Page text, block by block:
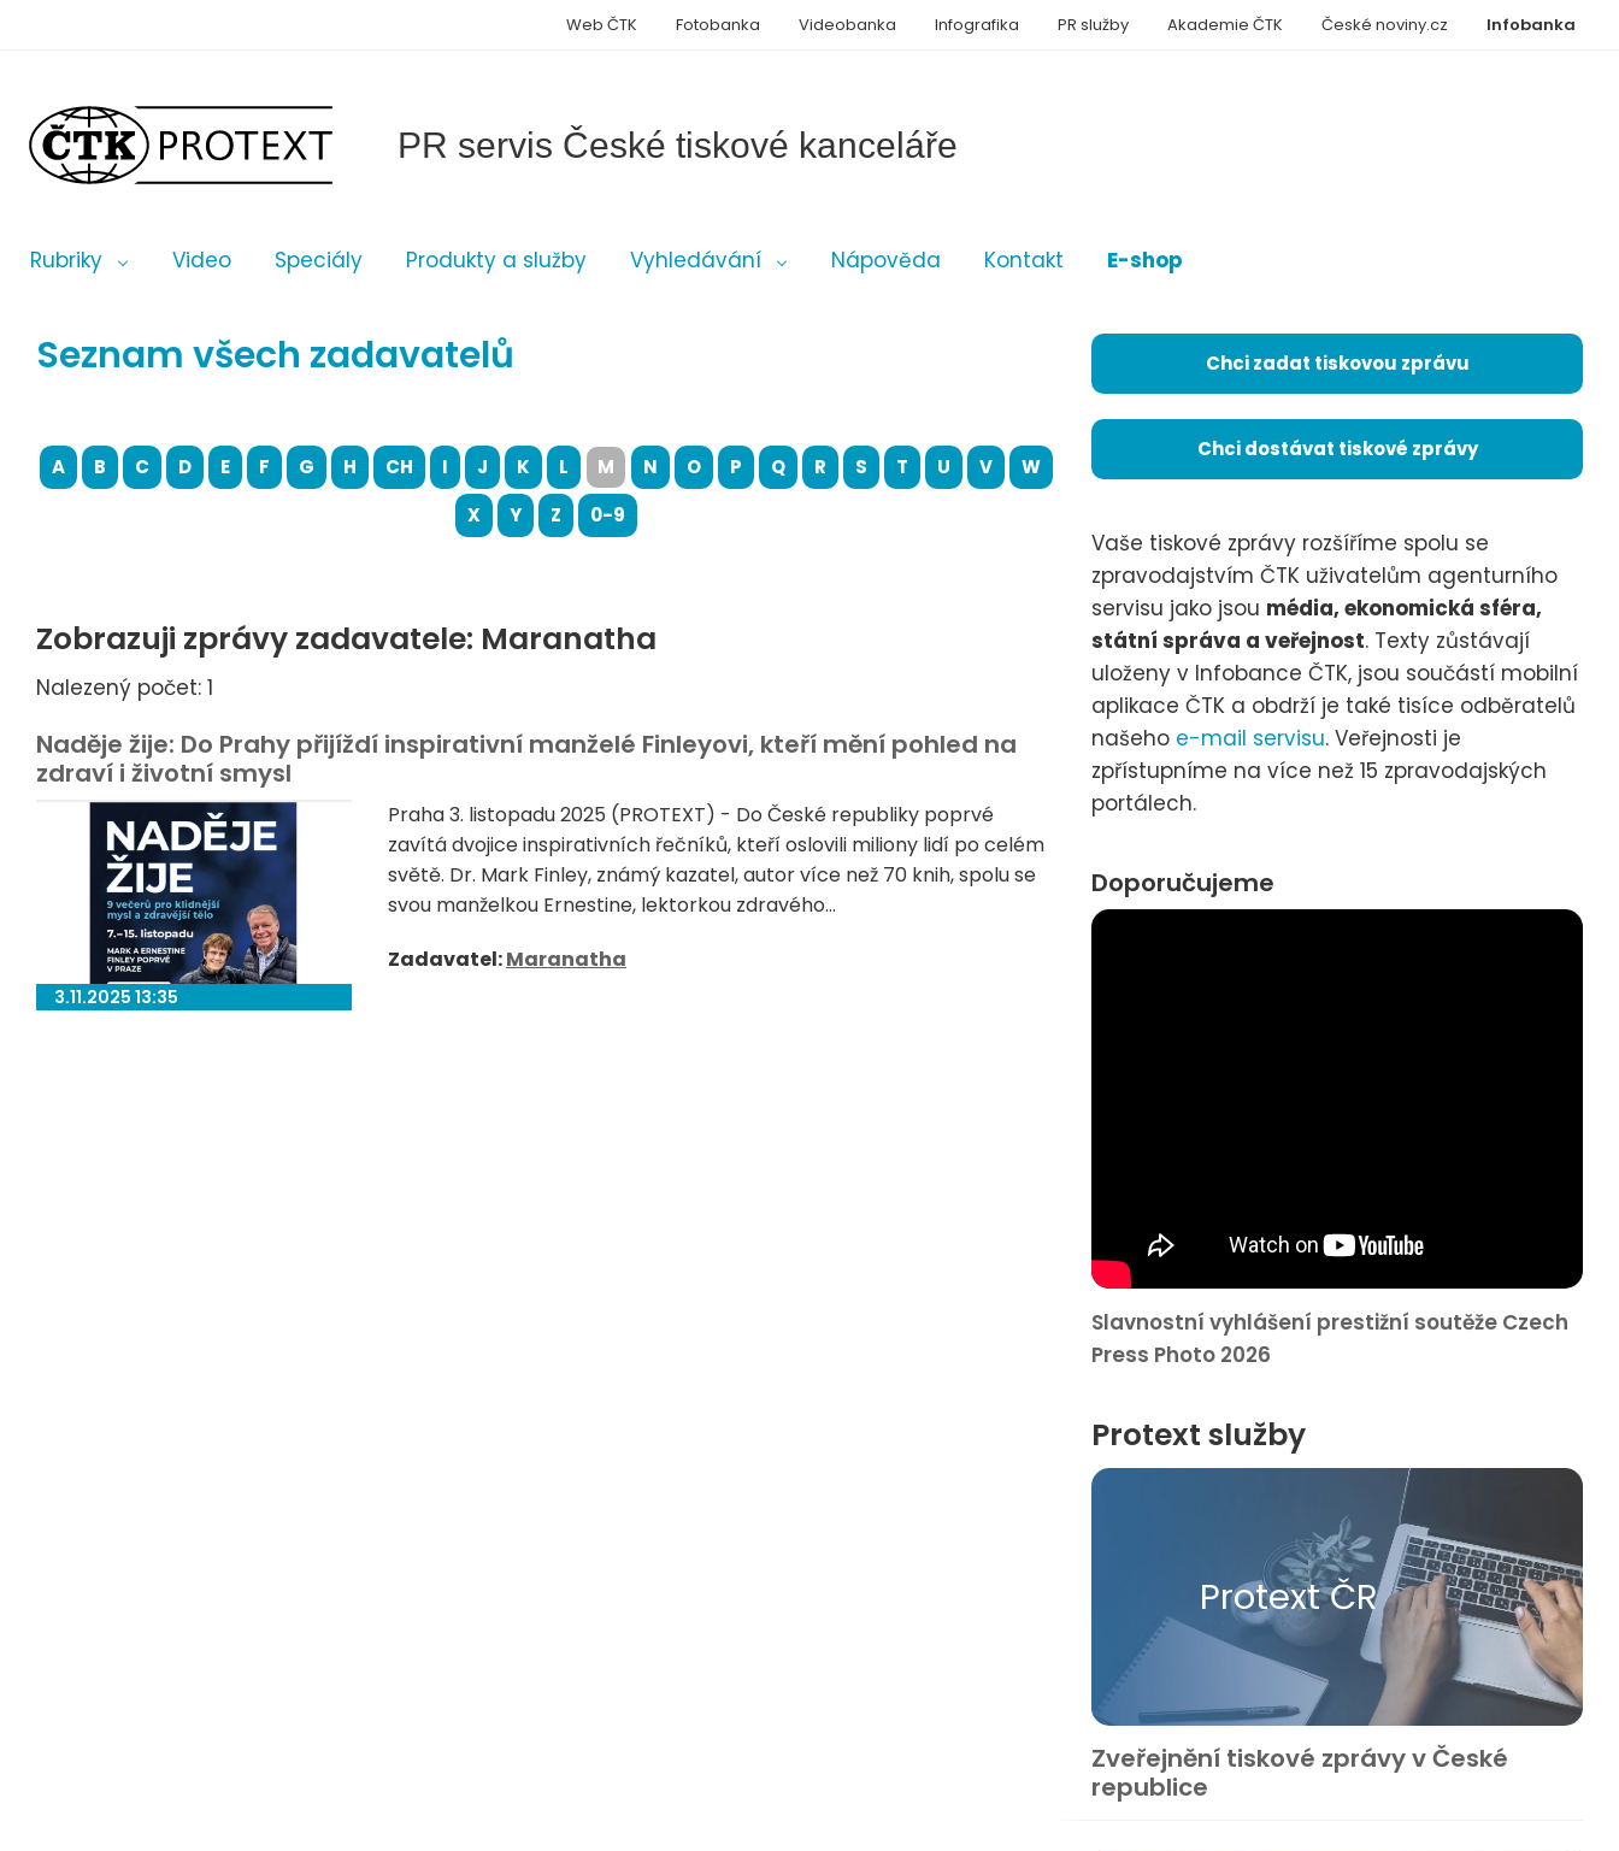
PR servis České tiskové kanceláře
Rubriky Video Speciály Produkty a služby Vyhledávání Nápověda Kontakt E-shop
Infobanka
Web ČTK Fotobanka Videobanka Infografika PR služby Akademie ČTK České noviny.cz
Seznam všech zadavatelů
A B C D E F G H CH I J K L M N O P Q R S T U V
W
X
Y Z 0-9
Zobrazuji zprávy zadavatele: Maranatha
Nalezený počet: 1
Naděje žije: Do Prahy přijíždí inspirativní manželé Finleyovi, kteří mění pohled na
zdraví i životní smysl
3.11.2025 13:35
Praha 3. listopadu 2025 (PROTEXT) - Do České republiky poprvé
zavítá dvojice inspirativních řečníků, kteří oslovili miliony lidí po celém
světě. Dr. Mark Finley, známý kazatel, autor více než 70 knih, spolu se
svou manželkou Ernestine, lektorkou zdravého...
Zadavatel:Maranatha
Chci zadat tiskovou zprávu
Chci dostávat tiskové zprávy
Vaše tiskové zprávy rozšíříme spolu se
zpravodajstvím ČTK uživatelům agenturního
servisu jako jsou média, ekonomická sféra,
státní správa a veřejnost. Texty zůstávají
uloženy v Infobance ČTK, jsou součástí mobilní
aplikace ČTK a obdrží je také tisíce odběratelů
našeho e-mail servisu. Veřejnosti je
zpřístupníme na více než 15 zpravodajských
portálech.
Doporučujeme
Slavnostní vyhlášení prestižní soutěže Czech
Press Photo 2026
Protext služby
Protext ČR
Zveřejnění tiskové zprávy v České
republice